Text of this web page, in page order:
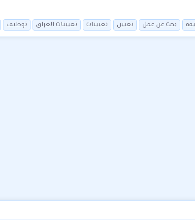
بحث عن عمل تعيين تعيينات تعيينات العراق توظيف